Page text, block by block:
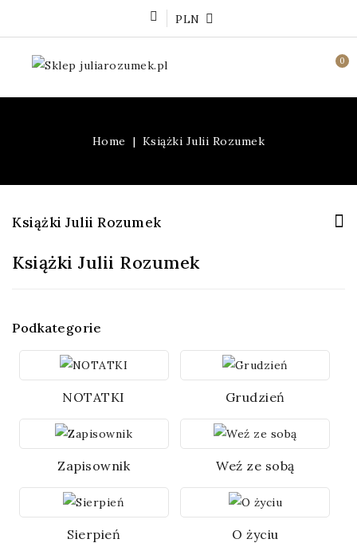
PLN
0
Home Książki Julii Rozumek
Książki Julii Rozumek
Książki Julii Rozumek
Podkategorie
NOTATKI Grudzień
Zapisownik Weź ze sobą
Sierpień O życiu